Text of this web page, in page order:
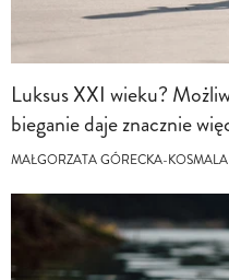
Luksus XXI wieku?
bieganie daje znacznie
MAŁGORZATA GÓRECKA-KOSMALA